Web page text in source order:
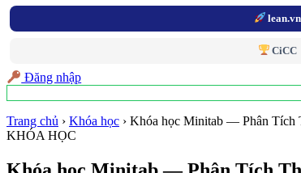
lean.vn
CiCC
Đăng nhập
Trang chủ › Khóa học › Khóa học Minitab — Phân Tích
KHÓA HỌC